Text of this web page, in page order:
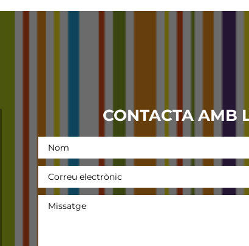
CONTACTA AMB